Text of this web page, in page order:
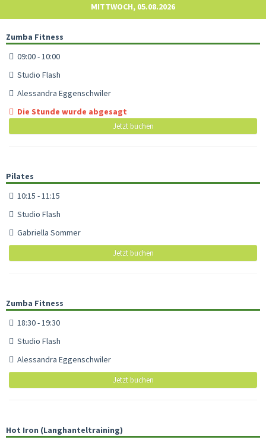
MITTWOCH, 05.08.2026
Zumba Fitness
09:00 - 10:00
Studio Flash
Alessandra Eggenschwiler
Die Stunde wurde abgesagt
Jetzt buchen
Pilates
10:15 - 11:15
Studio Flash
Gabriella Sommer
Jetzt buchen
Zumba Fitness
18:30 - 19:30
Studio Flash
Alessandra Eggenschwiler
Jetzt buchen
Hot Iron (Langhanteltraining)